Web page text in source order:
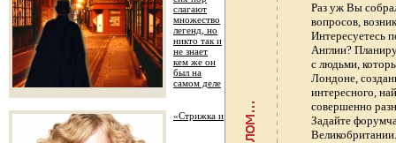
слагают
множество
легенд, но
никто так и
не знает
кем же он
был на
самом деле
«Стрижка и
Раз уж Вы
вопросов,
Интересуетесь
Англии?
с людьми,
Лондоне,
интересного,
совершенно
Задайте